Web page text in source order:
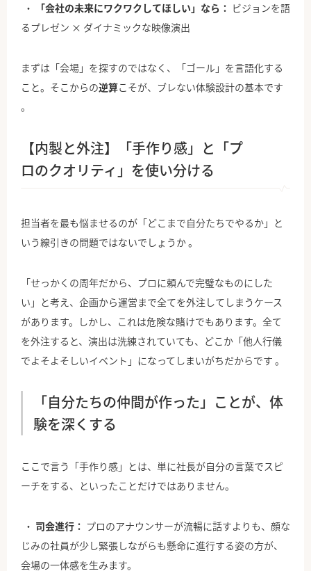
「会社の未来にワクワクしてほしい」なら： ビジョンを語
るプレゼン × ダイナミックな映像演出
まずは「会場」を探すのではなく、「ゴール」を言語化する
こと。そこからの逆算こそが、ブレない体験設計の基本です
。
【内製と外注】「手作り感」と「プ
ロのクオリティ」を使い分ける
担当者を最も悩ませるのが「どこまで自分たちでやるか」と
いう線引きの問題ではないでしょうか 。
「せっかくの周年だから、プロに頼んで完璧なものにした
い」と考え、企画から運営まで全てを外注してしまうケース
があります。しかし、これは危険な賭けでもあります。全て
を外注すると、演出は洗練されていても、どこか「他人行儀
でよそよそしいイベント」になってしまいがちだからです 。
「自分たちの仲間が作った」ことが、体
験を深くする
ここで言う「手作り感」とは、単に社長が自分の言葉でスピ
ーチをする、といったことだけではありません。
司会進行： プロのアナウンサーが流暢に話すよりも、顔な
じみの社員が少し緊張しながらも懸命に進行する姿の方が、
会場の一体感を生みます。